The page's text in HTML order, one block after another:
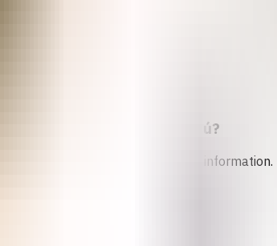
(AMEU) en Perú?
about abortion in Perú?
to access abortion services and information.
oportunidad